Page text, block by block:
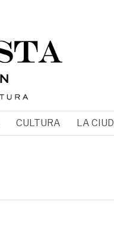
CULTURA LA